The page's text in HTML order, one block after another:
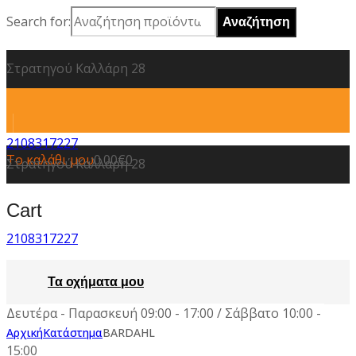
Search for:
Στρατηγού Καλλάρη 28
2108317227
Το καλάθι μου0.00€0
Cart
Στρατηγού Καλλάρη 28
2108317227
Δευτέρα - Παρασκευή 09:00 - 17:00 / Σάββατο 10:00 -
15:00
Τα οχήματα μου
ΑρχικήΚατάστημαBARDAHL